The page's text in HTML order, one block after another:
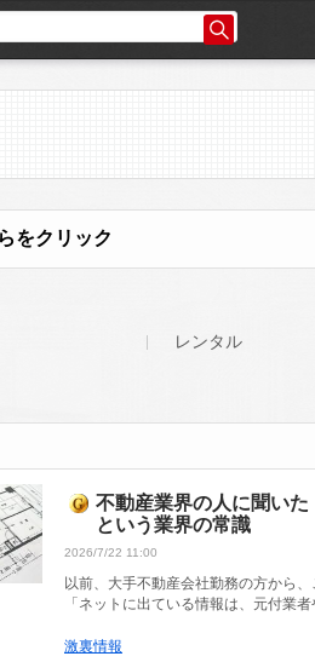
をクリック
レンタル
不動産業界の人に聞いた
という業界の常識
2026/7/22 11:00
以前、大手不動産会社勤務の方から
「ネットに出ている情報は、元付業者
激裏情報